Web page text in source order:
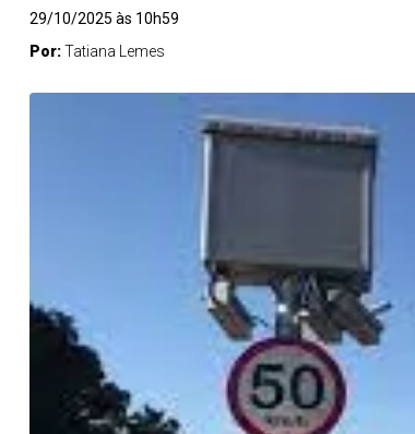
29/10/2025 às 10h59
Por:Tatiana Lemes